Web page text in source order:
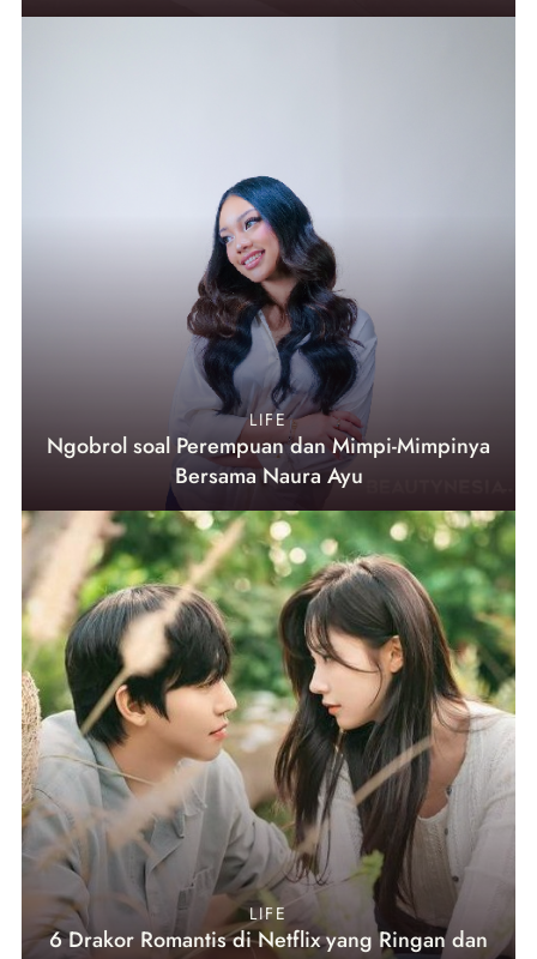
LIFE
Ngobrol soal Perempuan dan Mimpi-Mimpinya
Bersama Naura Ayu
LIFE
6 Drakor Romantis di Netflix yang Ringan dan